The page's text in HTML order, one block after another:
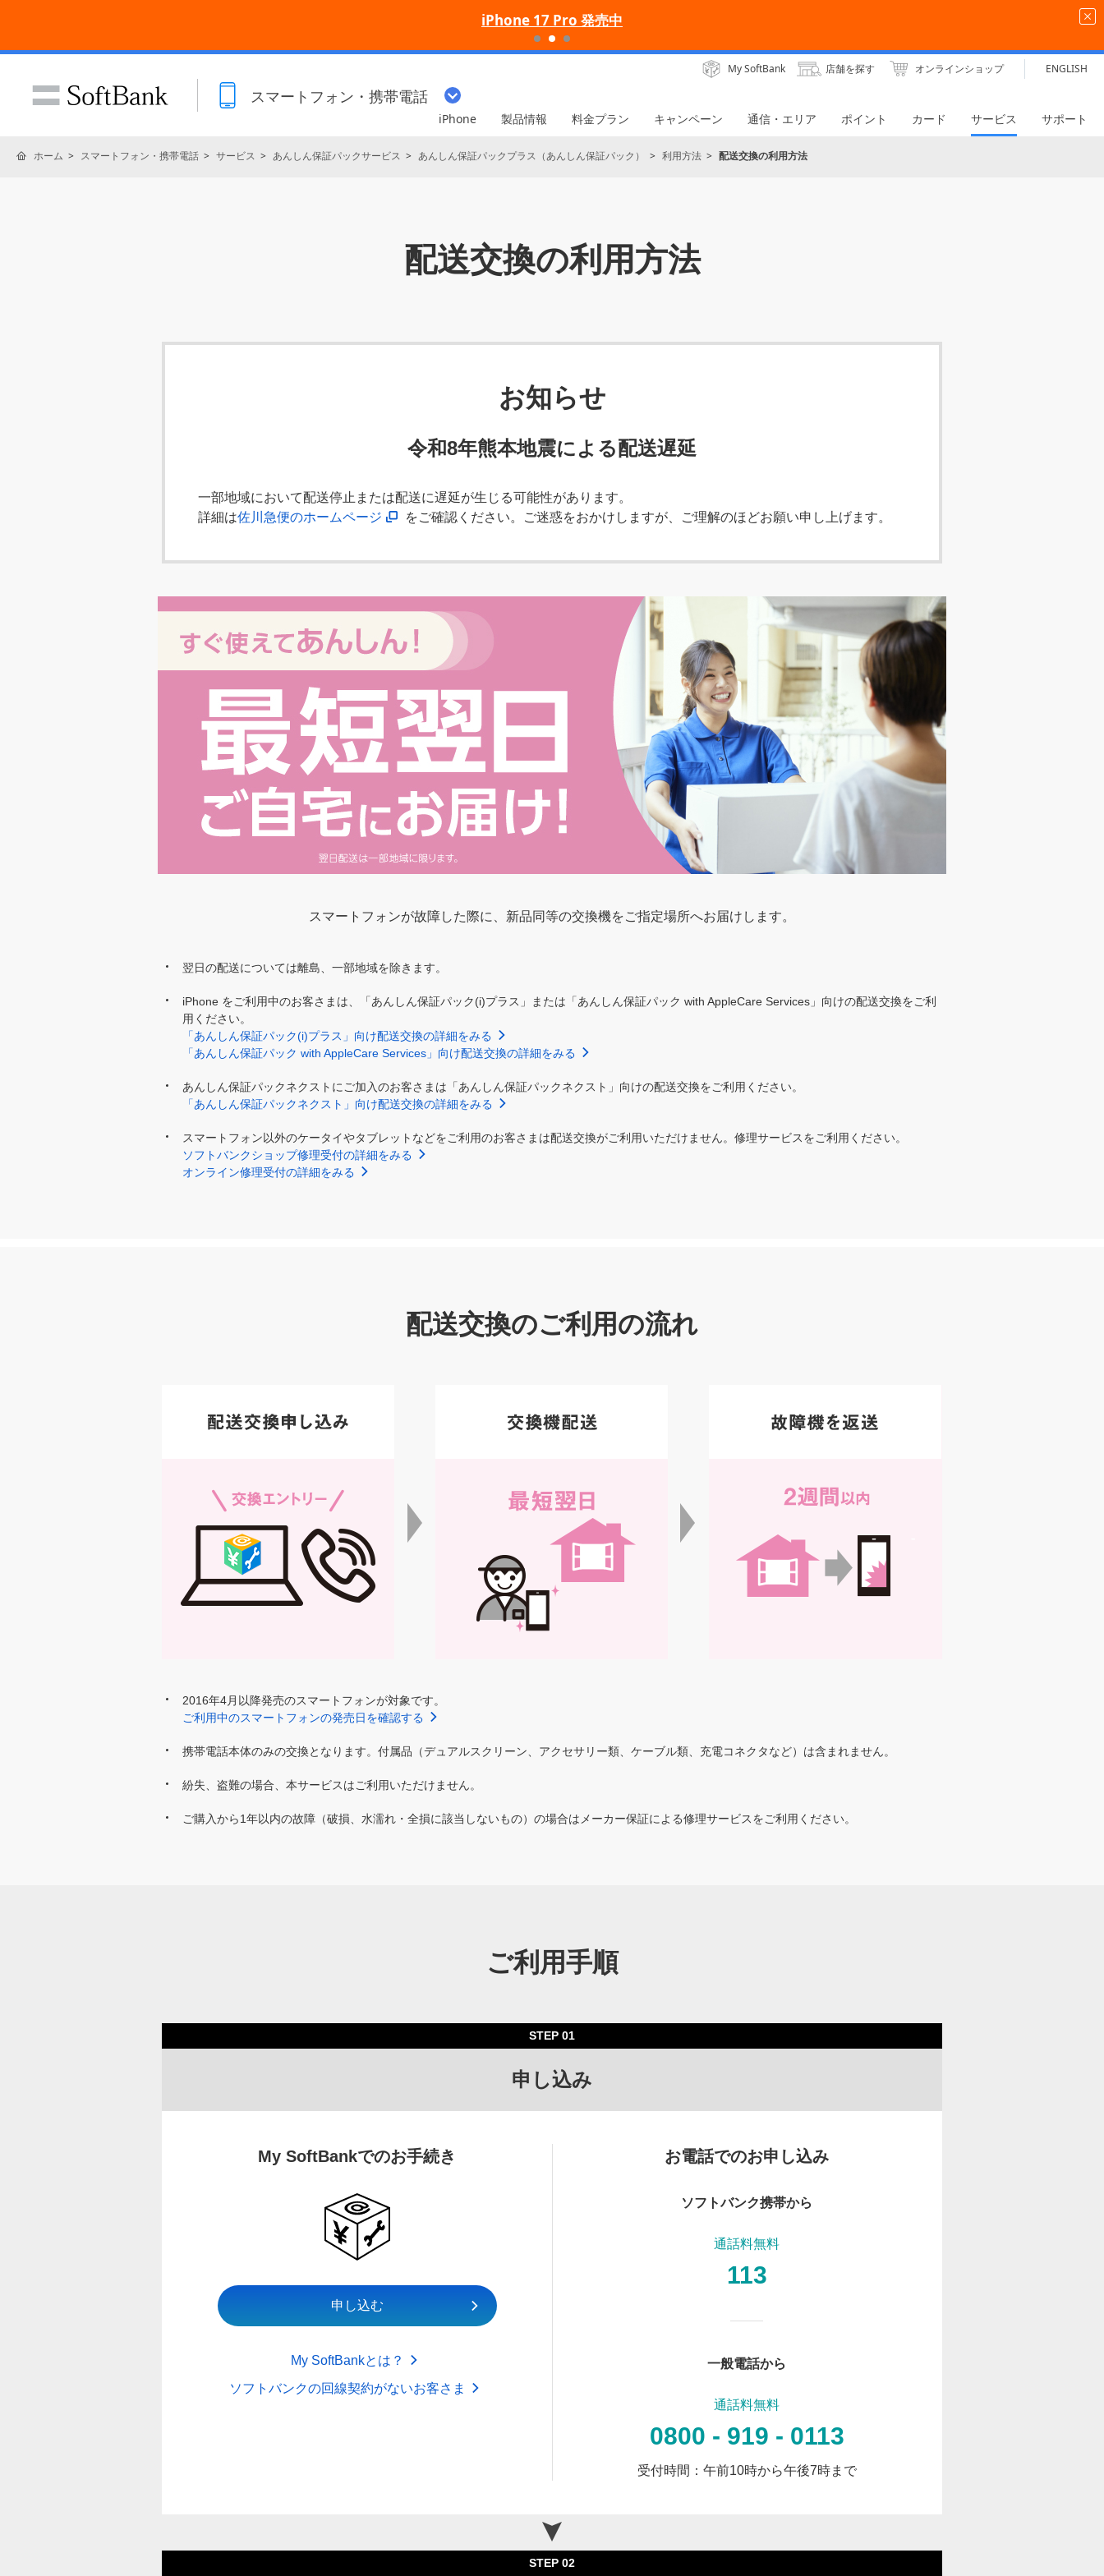
iPhone 17 Pro 発売中
スマートフォン・携帯電話
My SoftBank 店舗を探す オンラインショップ ENGLISH
iPhone 製品情報 料金プラン キャンペーン 通信・エリア ポイント カード サービス サポート
ホーム スマートフォン・携帯電話 サービス あんしん保証パックサービス あんしん保証パックプラス（あんしん保証パック） 利用方法 配送交換の利用方法
配送交換の利用方法
お知らせ
令和8年熊本地震による配送遅延
一部地域において配送停止または配送に遅延が生じる可能性があります。
詳細は佐川急便のホームページ をご確認ください。ご迷惑をおかけしますが、ご理解のほどお願い申し上げます。
スマートフォンが故障した際に、新品同等の交換機をご指定場所へお届けします。
翌日の配送については離島、一部地域を除きます。
iPhone をご利用中のお客さまは、「あんしん保証パック(i)プラス」または「あんしん保証パック with AppleCare Services」向けの配送交換をご利
用ください。
「あんしん保証パック(i)プラス」向け配送交換の詳細をみる
「あんしん保証パック with AppleCare Services」向け配送交換の詳細をみる
あんしん保証パックネクストにご加入のお客さまは「あんしん保証パックネクスト」向けの配送交換をご利用ください。
「あんしん保証パックネクスト」向け配送交換の詳細をみる
スマートフォン以外のケータイやタブレットなどをご利用のお客さまは配送交換がご利用いただけません。修理サービスをご利用ください。
ソフトバンクショップ修理受付の詳細をみる
オンライン修理受付の詳細をみる
配送交換のご利用の流れ
2016年4月以降発売のスマートフォンが対象です。
ご利用中のスマートフォンの発売日を確認する
携帯電話本体のみの交換となります。付属品（デュアルスクリーン、アクセサリー類、ケーブル類、充電コネクタなど）は含まれません。
紛失、盗難の場合、本サービスはご利用いただけません。
ご購入から1年以内の故障（破損、水濡れ・全損に該当しないもの）の場合はメーカー保証による修理サービスをご利用ください。
ご利用手順
STEP 01
申し込み
My SoftBankでのお手続き
申し込む
My SoftBankとは？
ソフトバンクの回線契約がないお客さま
お電話でのお申し込み
ソフトバンク携帯から
通話料無料
113
一般電話から
通話料無料
0800 - 919 - 0113
受付時間：午前10時から午後7時まで
STEP 02